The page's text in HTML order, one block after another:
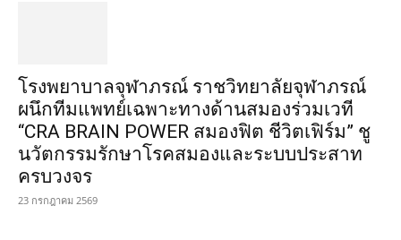
โรงพยาบาลจุฬาภรณ์ ราชวิทยาลัยจุฬาภรณ์
ผนึกทีมแพทย์เฉพาะทางด้านสมองร่วมเวที
“CRA BRAIN POWER สมองฟิต ชีวิตเฟิร์ม” ชู
นวัตกรรมรักษาโรคสมองและระบบประสาท
ครบวงจร
23 กรกฎาคม 2569